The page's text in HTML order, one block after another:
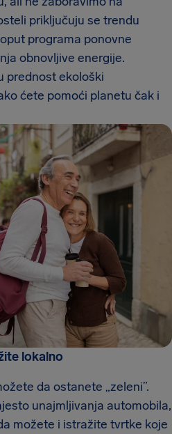
priključuju se trendu
programa ponovne
obnovljive energije.
prednost ekološki
ćete pomoći planetu čak i
lokalno
da ostanete „zeleni”.
unajmljivanja automobila,
možete i istražite tvrtke koje